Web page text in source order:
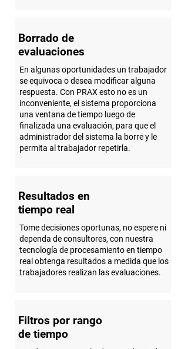
Borrado de
evaluaciones
En algunas oportunidades un trabajador
se equivoca o desea modificar alguna
respuesta. Con PRAX esto no es un
inconveniente, el sistema proporciona
una ventana de tiempo luego de
finalizada una evaluación, para que el
administrador del sistema la borre y le
permita al trabajador repetirla.
Resultados en
tiempo real
Tome decisiones oportunas, no espere ni
dependa de consultores, con nuestra
tecnología de procesamiento en tiempo
real obtenga resultados a medida que los
trabajadores realizan las evaluaciones.
Filtros por rango
de tiempo